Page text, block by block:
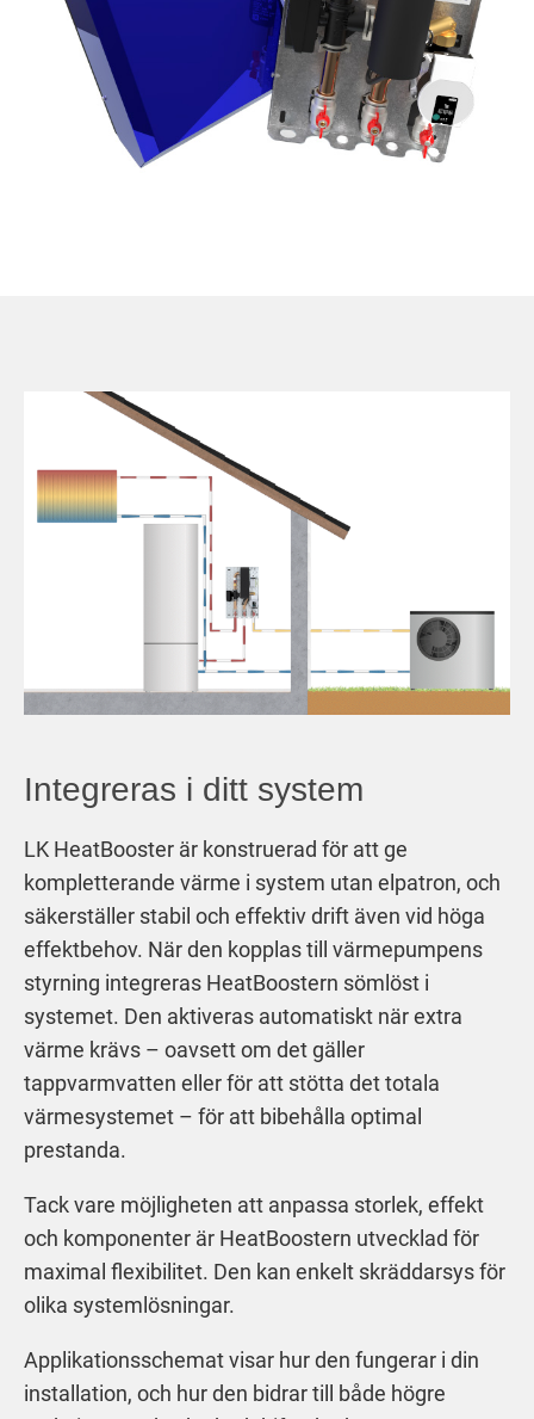
Integreras i ditt system
LK HeatBooster är konstruerad för att ge
kompletterande värme i system utan elpatron, och
säkerställer stabil och effektiv drift även vid höga
effektbehov. När den kopplas till värmepumpens
styrning integreras HeatBoostern sömlöst i
systemet. Den aktiveras automatiskt när extra
värme krävs – oavsett om det gäller
tappvarmvatten eller för att stötta det totala
värmesystemet – för att bibehålla optimal
prestanda.
Tack vare möjligheten att anpassa storlek, effekt
och komponenter är HeatBoostern utvecklad för
maximal flexibilitet. Den kan enkelt skräddarsys för
olika systemlösningar.
Applikationsschemat visar hur den fungerar i din
installation, och hur den bidrar till både högre